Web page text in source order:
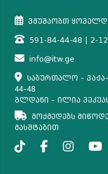
ვმუშაობთ
591-84-44-48 | 2-
info@itw.ge
საბურთალო -
44-48
გლდანი - ილია
მოქმედებს
მასშტაბით